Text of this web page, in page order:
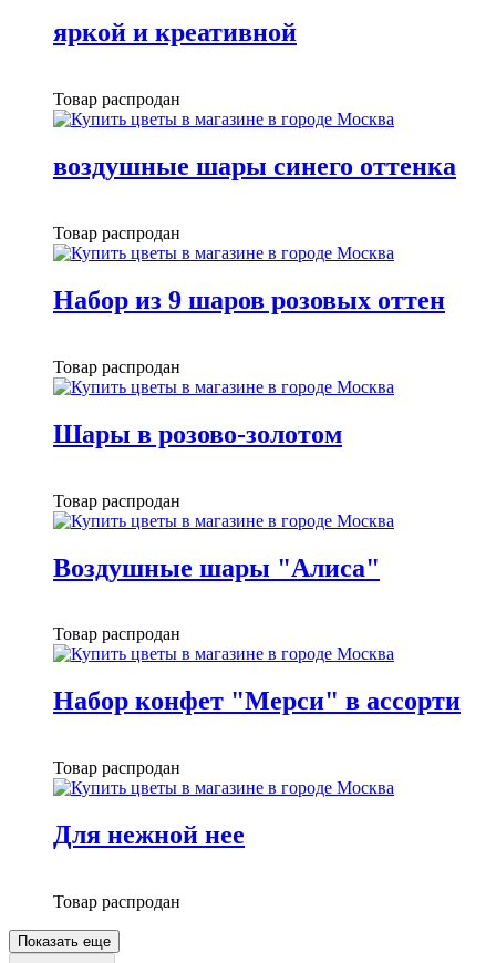
яркой и креативной
Товар распродан
воздушные шары синего оттенка
Товар распродан
Набор из 9 шаров розовых оттен
Товар распродан
Шары в розово-золотом
Товар распродан
Воздушные шары "Алиса"
Товар распродан
Набор конфет "Мерси" в ассорти
Товар распродан
Для нежной нее
Товар распродан
Показать еще